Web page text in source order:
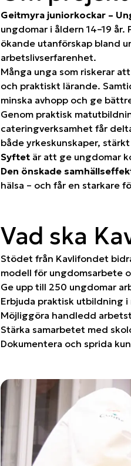
Geitmyra juniorkockar –
ungdomar i åldern 14–19
ökande utanförskap bland
arbetslivserfarenhet.
Många unga som riskerar
och praktiskt lärande.
minska avhopp och ge
Genom praktisk
cateringverksamhet får
både yrkeskunskaper,
Syftet är att ge ungdomar
Den önskade
hälsa – och får en starkare
Vad ska
Stödet från Kavlifondet
modell för ungdomsarbete
Ge upp till 250 ungdomar
Erbjuda praktisk utbildning
Möjliggöra handledd
Stärka samarbetet med
Dokumentera och sprida